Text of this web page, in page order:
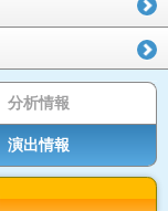
分析情報
演出情報